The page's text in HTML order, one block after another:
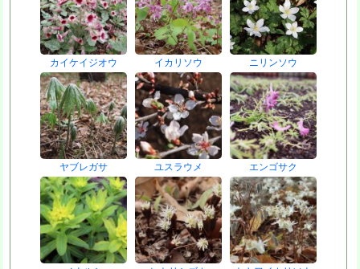
カイケイジオウ イカリソウ ニリンソウ
ヤブレガサ ユスラウメ エンゴサク